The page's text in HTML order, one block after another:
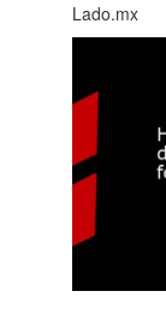
Lado.mx